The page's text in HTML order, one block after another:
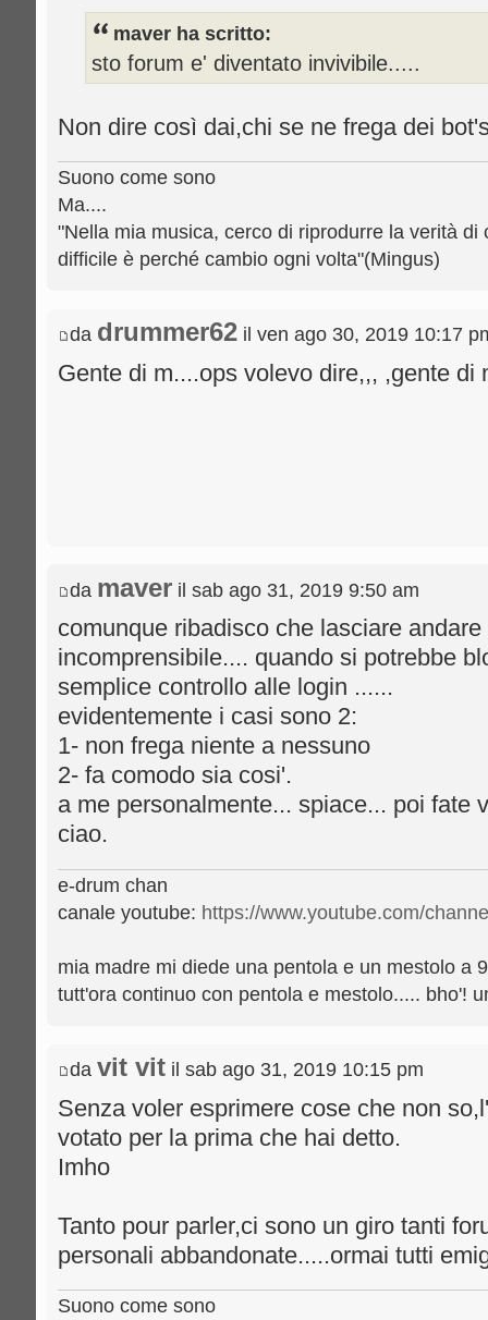
maver ha scritto:
sto forum e' diventato invivibile.....
Non dire così dai,chi se ne frega dei
Suono come sono
Ma....
"Nella mia musica, cerco di riprodurre la verità
difficile è perché cambio ogni volta"(Mingus)
da drummer62 il ven ago 30, 2019 10:17
Gente di m....ops volevo dire,,, ,gente di
da maver il sab ago 31, 2019 9:50 am
comunque ribadisco che lasciare
incomprensibile.... quando si potrebbe
semplice controllo alle login ......
evidentemente i casi sono 2:
1- non frega niente a nessuno
2- fa comodo sia cosi'.
a me personalmente... spiace... poi fate
ciao.
e-drum chan
canale youtube: https://www.youtube.com/
mia madre mi diede una pentola e un mestolo a
tutt'ora continuo con pentola e mestolo..... bho'!
da vit vit il sab ago 31, 2019 10:15 pm
Senza voler esprimere cose che non
votato per la prima che hai detto.
Imho
Tanto pour parler,ci sono un giro tanti
personali abbandonate.....ormai tutti
Suono come sono